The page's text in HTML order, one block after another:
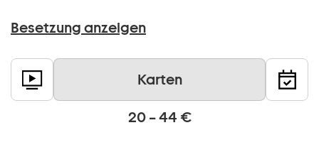
Besetzung anzeigen
Karten
20 – 44 €